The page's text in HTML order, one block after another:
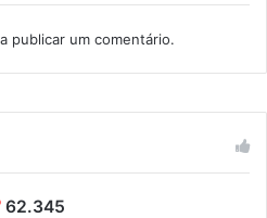
publicar um comentário.
62.345